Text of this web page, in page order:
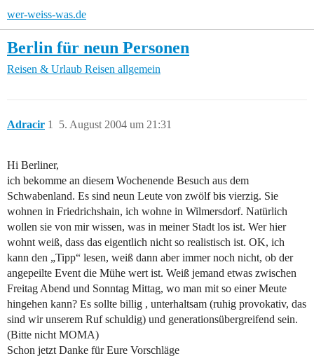
wer-weiss-was.de
Berlin für neun Personen
Reisen & Urlaub Reisen allgemein
Adracir 5. August 2004 um 21:31
1
Hi Berliner,
ich bekomme an diesem Wochenende Besuch aus dem
Schwabenland. Es sind neun Leute von zwölf bis vierzig. Sie
wohnen in Friedrichshain, ich wohne in Wilmersdorf. Natürlich
wollen sie von mir wissen, was in meiner Stadt los ist. Wer hier
wohnt weiß, dass das eigentlich nicht so realistisch ist. OK, ich
kann den „Tipp“ lesen, weiß dann aber immer noch nicht, ob der
angepeilte Event die Mühe wert ist. Weiß jemand etwas zwischen
Freitag Abend und Sonntag Mittag, wo man mit so einer Meute
hingehen kann? Es sollte billig , unterhaltsam (ruhig provokativ, das
sind wir unserem Ruf schuldig) und generationsübergreifend sein.
(Bitte nicht MOMA)
Schon jetzt Danke für Eure Vorschläge